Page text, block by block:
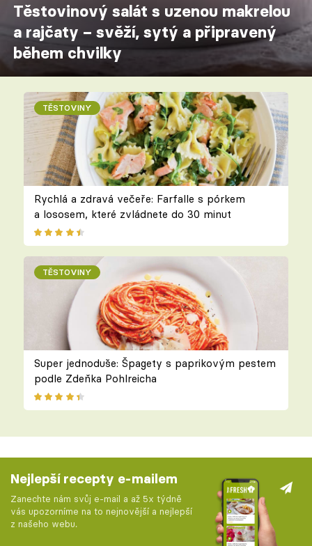
Těstovinový salát s uzenou makrelou
a rajčaty – svěží, sytý a připravený
během chvilky
TĚSTOVINY
Rychlá a zdravá večeře: Farfalle s pórkem
a lososem, které zvládnete do 30 minut
TĚSTOVINY
Super jednoduše: Špagety s paprikovým pestem
podle Zdeňka Pohlreicha
Nejlepší recepty e-mailem
Zanechte nám svůj e-mail a až 5x týdně
vás upozorníme na to nejnovější a nejlepší
z našeho webu.